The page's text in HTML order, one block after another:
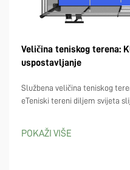
Veličina teniskog terena:
uspostavljanje
Službena veličina teniskog
eTeniski tereni diljem svijeta
USTA-e u SAD-u. Ove
POKAŽI VIŠE